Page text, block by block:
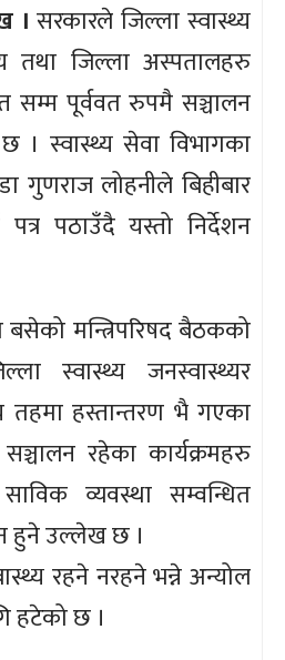
। सरकारले जिल्ला स्वास्थ्य
तथा जिल्ला अस्पतालहरु
सम्म पूर्ववत रुपमै सञ्चालन
। स्वास्थ्य सेवा विभागका
गुणराज लोहनीले बिहीबार
पठाउँदै यस्तो निर्देशन
मन्त्रिपरिषद बैठकको
स्वास्थ्य जनस्वास्थ्यर
तहमा हस्तान्तरण भै गएका
रहेका कार्यक्रमहरु
व्यवस्था सम्वन्धित
हुने उल्लेख छ ।
रहने नरहने भन्ने अन्योल
हटेको छ ।